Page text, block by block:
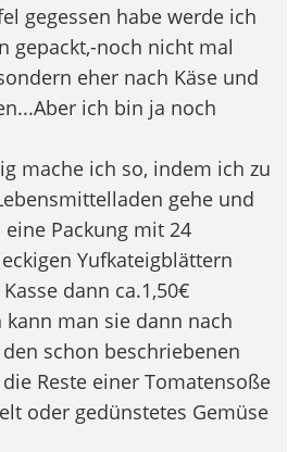
gegessen habe werde ich
gepackt,-noch nicht mal
eher nach Käse und
ich bin ja noch
mache ich so, indem ich zu
gehe und
Packung mit 24
Yufkateigblättern
dann ca.1,50€
man sie dann nach
schon beschriebenen
Reste einer Tomatensoße
oder gedünstetes Gemüse